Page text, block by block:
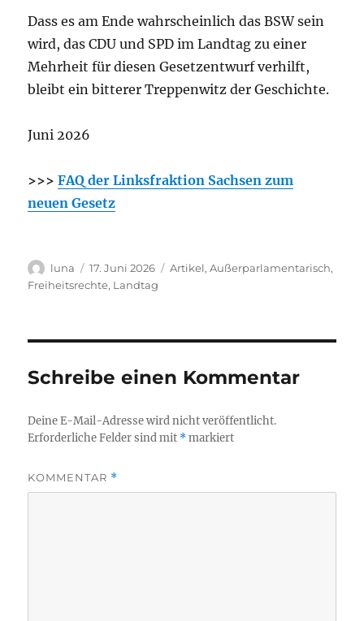
Dass es am Ende wahrscheinlich das BSW sein
wird, das CDU und SPD im Landtag zu einer
Mehrheit für diesen Gesetzentwurf verhilft,
bleibt ein bitterer Treppenwitz der Geschichte.
Juni 2026
>>>FAQ der Linksfraktion Sachsen zum
neuen Gesetz
Autor
luna
Veröffentlicht
am
17. Juni 2026 Kategorien
Artikel,Außerparlamentarisch,
Freiheitsrechte, Landtag
Schreibe einen Kommentar
Deine E-Mail-Adresse wird nicht veröffentlicht.
Erforderliche Felder sind mit *markiert
KOMMENTAR *